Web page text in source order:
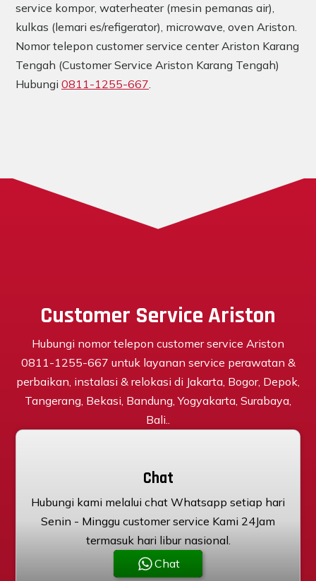
service kompor, waterheater (mesin pemanas air),
kulkas (lemari es/refigerator), microwave, oven Ariston.
Nomor telepon customer service center Ariston Karang
Tengah (Customer Service Ariston Karang Tengah)
Hubungi 0811-1255-667.
Customer Service Ariston
Hubungi nomor telepon customer service Ariston
0811-1255-667 untuk layanan service perawatan &
perbaikan, instalasi & relokasi di Jakarta, Bogor, Depok,
Tangerang, Bekasi, Bandung, Yogyakarta, Surabaya,
Bali..
Chat
Hubungi kami melalui chat Whatsapp setiap hari
Senin - Minggu customer service Kami 24Jam
termasuk hari libur nasional.
Chat